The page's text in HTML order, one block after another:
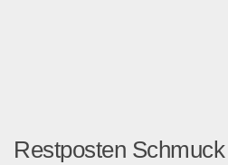
Restposten